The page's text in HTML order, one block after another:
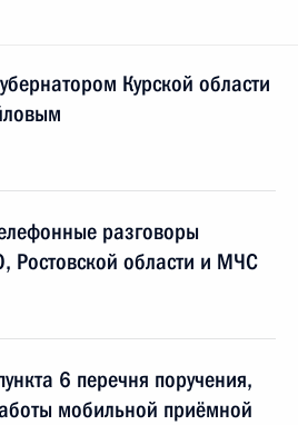
Курской области
разговоры
Ростовской области и МЧС
6 перечня поручения,
мобильной приёмной